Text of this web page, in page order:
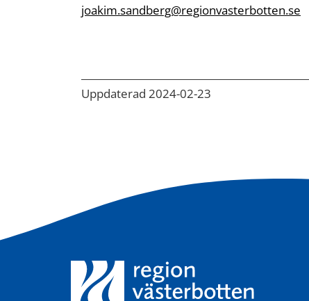
joakim.sandberg@regionvasterbotten.se
Uppdaterad 2024-02-23